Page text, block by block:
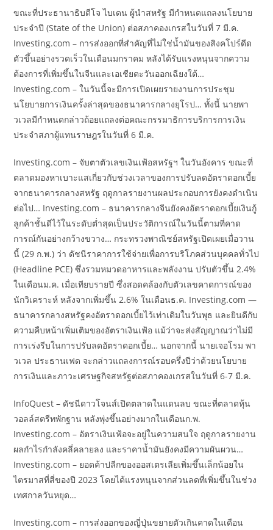
ขณะที่ประธานาธิบดีโจ ไบเดน ผู้นำสหรัฐ มีกำหนดแถลงนโยบาย
ประจำปี (State of the Union) ต่อสภาคองเกรสในวันที่ 7 มี.ค.
Investing.com – การส่งออกที่สำคัญที่ไม่ใช่น้ำมันของสิงคโปร์ดีด
ตัวขึ้นอย่างรวดเร็วในเดือนมกราคม หลังได้รับแรงหนุนจากความ
ต้องการที่เพิ่มขึ้นในจีนและเอเชียตะวันออกเฉียงใต้…
Investing.com – ในวันนี้จะมีการเปิดเผยรายงานการประชุม
นโยบายการเงินครั้งล่าสุดของธนาคารกลางยุโรป… ทั้งนี้ นายพา
วเวลมีกำหนดกล่าวถ้อยแถลงต่อคณะกรรมาธิการบริการการเงิน
ประจำสภาผู้แทนราษฎรในวันที่ 6 มี.ค.
Investing.com – จับตาตัวเลขเงินเฟ้อสหรัฐฯ ในวันอังคาร ขณะที่
ตลาดมองหาเบาะแสเกี่ยวกับช่วงเวลาของการปรับลดอัตราดอกเบี้ย
จากธนาคารกลางสหรัฐ ฤดูกาลรายงานผลประกอบการยังคงดำเนิน
ต่อไป… Investing.com – ธนาคารกลางจีนยังคงอัตราดอกเบี้ยเงินกู้
ลูกค้าชั้นดีไว้ในระดับต่ำสุดเป็นประวัติการณ์ในวันนี้ตามที่คาด
การณ์กันอย่างกว้างขวาง… กระทรวงพาณิชย์สหรัฐเปิดเผยเมื่อวาน
นี้ (29 ก.พ.) ว่า ดัชนีราคาการใช้จ่ายเพื่อการบริโภคส่วนบุคคลทั่วไป
(Headline PCE) ซึ่งรวมหมวดอาหารและพลังงาน ปรับตัวขึ้น 2.4%
ในเดือนม.ค. เมื่อเทียบรายปี ซึ่งสอดคล้องกับตัวเลขคาดการณ์ของ
นักวิเคราะห์ หลังจากเพิ่มขึ้น 2.6% ในเดือนธ.ค. Investing.com —
ธนาคารกลางสหรัฐคงอัตราดอกเบี้ยไว้เท่าเดิมในวันพุธ และยินดีกับ
ความคืบหน้าเพิ่มเติมของอัตราเงินเฟ้อ แม้ว่าจะส่งสัญญาณว่าไม่มี
การเร่งรีบในการปรับลดอัตราดอกเบี้ย… นอกจากนี้ นายเจอโรม พา
วเวล ประธานเฟด จะกล่าวแถลงการณ์รอบครึ่งปีว่าด้วยนโยบาย
การเงินและภาวะเศรษฐกิจสหรัฐต่อสภาคองเกรสในวันที่ 6-7 มี.ค.
InfoQuest – ดัชนีดาวโจนส์เปิดตลาดในแดนลบ ขณะที่ตลาดหุ้น
วอลล์สตรีทพักฐาน หลังพุ่งขึ้นอย่างมากในเดือนก.พ.
Investing.com – อัตราเงินเฟ้อจะอยู่ในความสนใจ ฤดูกาลรายงาน
ผลกำไรกำลังคลี่คลายลง และราคาน้ำมันยังคงมีความผันผวน…
Investing.com – ยอดค้าปลีกของออสเตรเลียเพิ่มขึ้นเล็กน้อยใน
ไตรมาสที่สี่ของปี 2023 โดยได้แรงหนุนจากส่วนลดที่เพิ่มขึ้นในช่วง
เทศกาลวันหยุด…
Investing.com – การส่งออกของญี่ปุ่นขยายตัวเกินคาดในเดือน